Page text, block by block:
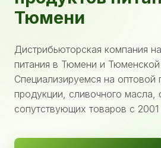
Тюмени
Дистрибьюторская компания
питания в Тюмени и Тюменской
Специализируемся на оптовой
продукции, сливочного масла,
сопутствующих товаров с 2001